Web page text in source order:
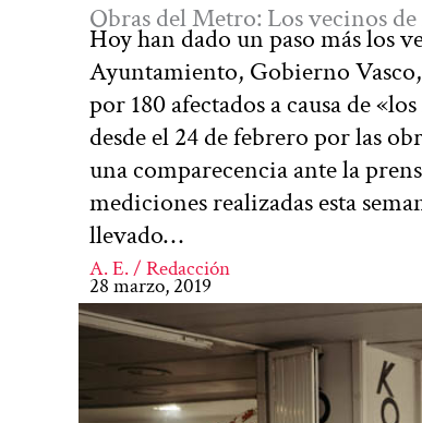
Obras del Metro: Los vecinos
Hoy han dado un paso más los
Ayuntamiento, Gobierno
por 180 afectados a causa de
desde el 24 de febrero por las
una comparecencia ante la
mediciones realizadas esta
llevado…
A. E. / Redacción
28 marzo, 2019